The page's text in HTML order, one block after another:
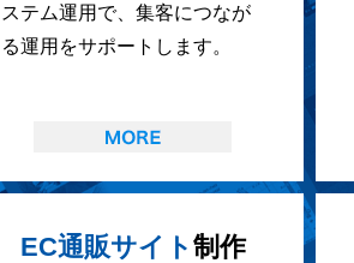
ステム運用で、集客につなが
る運用をサポートします。
EC通販サイト 制作